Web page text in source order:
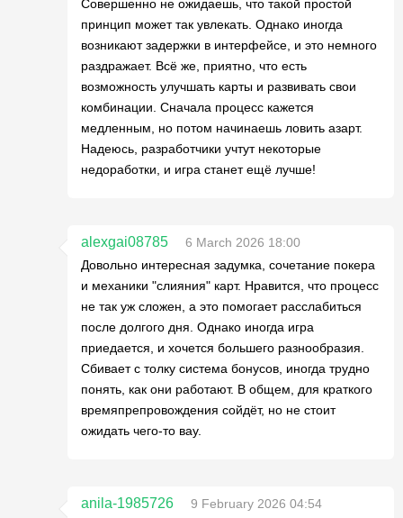
Совершенно не ожидаешь, что такой простой
принцип может так увлекать. Однако иногда
возникают задержки в интерфейсе, и это немного
раздражает. Всё же, приятно, что есть
возможность улучшать карты и развивать свои
комбинации. Сначала процесс кажется
медленным, но потом начинаешь ловить азарт.
Надеюсь, разработчики учтут некоторые
недоработки, и игра станет ещё лучше!
alexgai08785
6 March 2026 18:00
Довольно интересная задумка, сочетание покера
и механики "слияния" карт. Нравится, что процесс
не так уж сложен, а это помогает расслабиться
после долгого дня. Однако иногда игра
приедается, и хочется большего разнообразия.
Сбивает с толку система бонусов, иногда трудно
понять, как они работают. В общем, для краткого
времяпрепровождения сойдёт, но не стоит
ожидать чего-то вау.
anila-1985726
9 February 2026 04:54